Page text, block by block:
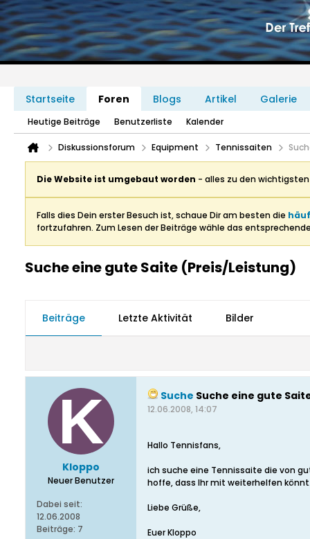
Startseite Foren Blogs Artikel Galerie
Heutige Beiträge Benutzerliste Kalender
Diskussionsforum Equipment Tennissaiten
Die Website ist umgebaut worden - alles zu den
Falls dies Dein erster Besuch ist, schaue Dir am besten die
fortzufahren. Zum Lesen der Beiträge wähle das
Suche eine gute Saite (Preis/Leistung)
Beiträge Letzte Aktivität Bilder
Kloppo
Neuer Benutzer
Dabei seit:
12.06.2008
Beiträge: 7
Suche Suche eine gute
12.06.2008, 14:07
Hallo Tennisfans,
ich suche eine Tennissaite die von
hoffe, dass Ihr mit weiterhelfen
Liebe Grüße,
Euer Kloppo